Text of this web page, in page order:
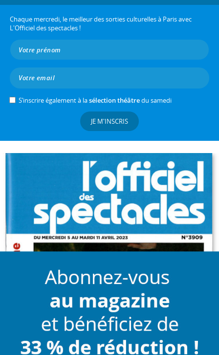
Chaque mercredi, le meilleur des sorties culturelles à Paris avec
L'Officiel des spectacles !
S’inscrire également à lasélection théâtredu samedi
JE M'INSCRIS